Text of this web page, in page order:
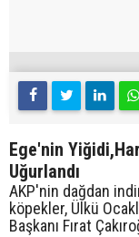
Ege'nin
Uğurlandı
AKP'nin dağdan
köpekler, Ülkü
Başkanı Fırat